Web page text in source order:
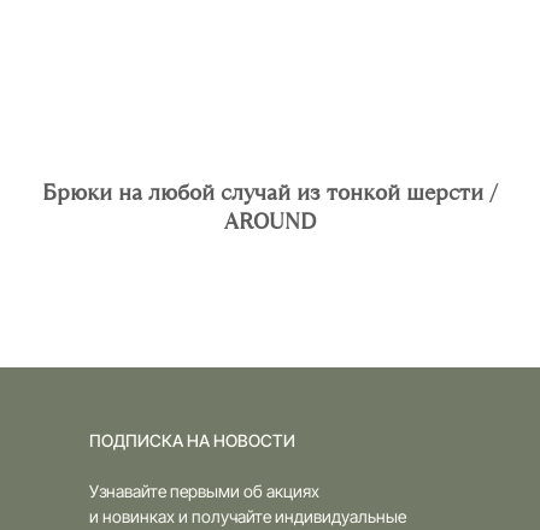
Брюки на любой случай из тонкой шерсти /
AROUND
Узнавайте первыми об акциях
и новинках и получайте индивидуальные
ПОДПИСКА НА НОВОСТИ